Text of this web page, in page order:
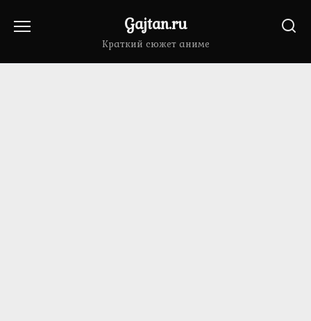
Gajtan.ru
Краткий сюжет аниме